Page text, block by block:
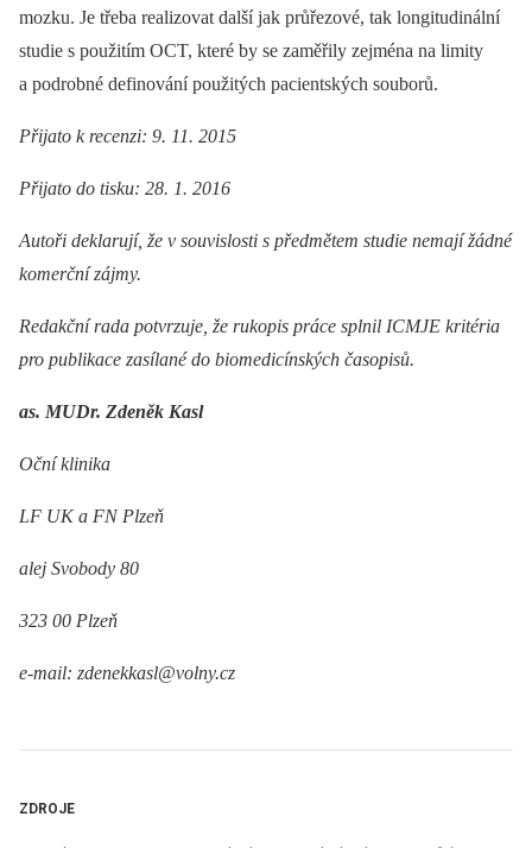
mozku. Je třeba realizovat další jak průřezové, tak longitudinální
studie s použitím OCT, které by se zaměřily zejména na limity
a podrobné definování použitých pacientských souborů.
Přijato k recenzi: 9. 11. 2015
Přijato do tisku: 28. 1. 2016
Autoři deklarují, že v souvislosti s předmětem studie nemají žádné
komerční zájmy.
Redakční rada potvrzuje, že rukopis práce splnil ICMJE kritéria
pro publikace zasílané do biomedicínských časopisů.
as. MUDr. Zdeněk Kasl
Oční klinika
LF UK a FN Plzeň
alej Svobody 80
323 00 Plzeň
e-mail: zdenekkasl@volny.cz
ZDROJE